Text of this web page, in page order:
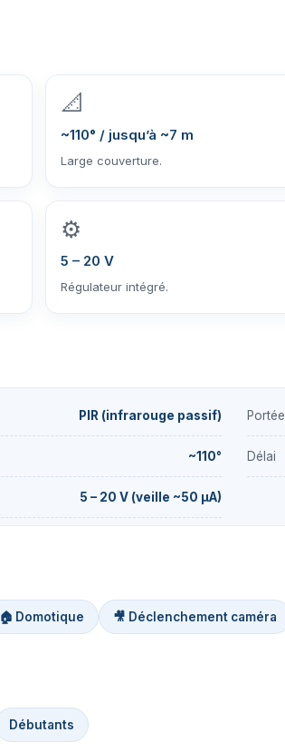
📐
~110° / jusqu’à ~7 m
Large couverture.
⚙️
5 – 20 V
Régulateur intégré.
PIR (infrarouge passif) Portée
~110° Délai
5 – 20 V (veille ~50 µA)
🏠 Domotique 🎥 Déclenchement caméra
Débutants